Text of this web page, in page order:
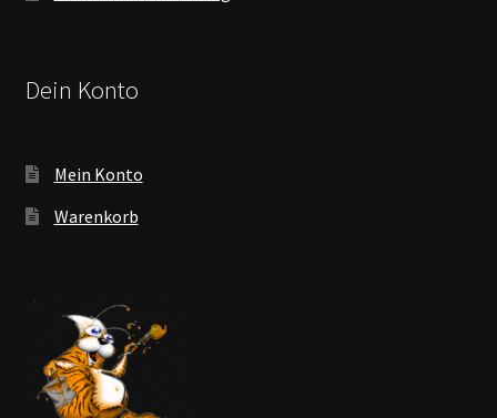
Dein Konto
Mein Konto
Warenkorb